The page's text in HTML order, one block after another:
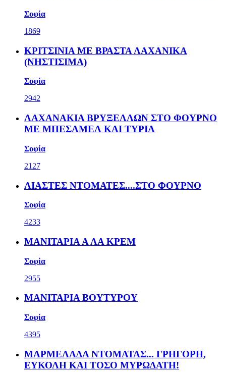
Σοφία
1869
ΚΡΙΤΣΙΝΙΑ ΜΕ ΒΡΑΣΤΑ ΛΑΧΑΝΙΚΑ
(ΝΗΣΤΙΣΙΜΑ)
Σοφία
2942
ΛΑΧΑΝΑΚΙΑ ΒΡΥΞΕΛΛΩΝ ΣΤΟ ΦΟΥΡΝΟ
ΜΕ ΜΠΕΣΑΜΕΛ ΚΑΙ ΤΥΡΙΑ
Σοφία
2127
ΛΙΑΣΤΕΣ ΝΤΟΜΑΤΕΣ....ΣΤΟ ΦΟΥΡΝΟ
Σοφία
4233
ΜΑΝΙΤΑΡΙΑ Α ΛΑ ΚΡΕΜ
Σοφία
2955
ΜΑΝΙΤΑΡΙΑ ΒΟΥΤΥΡΟΥ
Σοφία
4395
ΜΑΡΜΕΛΑΔΑ ΝΤΟΜΑΤΑΣ... ΓΡΗΓΟΡΗ,
ΕΥΚΟΛΗ ΚΑΙ ΤΟΣΟ ΜΥΡΩΔΑΤΗ!